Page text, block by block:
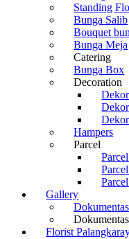
Standing
Bunga Salib
Bouquet
Bunga Meja
Catering
Bunga Box
Decoration
Hampers
Parcel
Gallery
Florist